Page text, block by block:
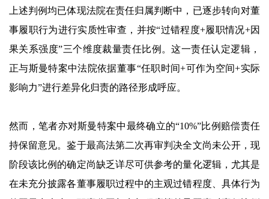
上述判例均已体现法院在责任归属判断中，已逐步转向对董
事履职行为进行实质性审查，并按“过错程度+履职情况+因
果关系强度”三个维度裁量责任比例。这一责任认定逻辑，
正与斯曼特案中法院依据董事“任职时间+可作为空间+实际
影响力”进行差异化归责的路径形成呼应。
然而，笔者亦对斯曼特案中最终确立的“10%”比例赔偿责任
持保留意见。鉴于最高法第二次再审判决全文尚未公开，现
阶段该比例的确定尚缺乏详尽可供参考的量化逻辑，尤其是
在未充分披露各董事履职过程中的主观过错程度、具体行为